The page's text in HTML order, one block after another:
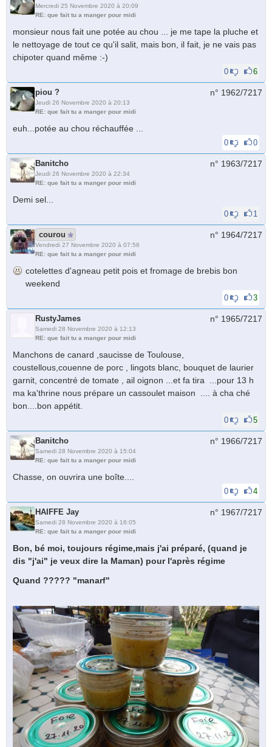
Mercredi 25 Novembre 2020 à 20:09
RE: que fait tu a manger pour midi
monsieur nous fait une potée au chou ... je me tape la pluche et
le nettoyage de tout ce qu'il salit, mais bon, il fait, je ne vais pas
chipoter quand même :-)
0 6
piou ?
Jeudi 26 Novembre 2020 à 20:13
RE: que fait tu a manger pour midi
n° 1962/7217
euh...potée au chou réchauffée ...
0 0
Banitcho
Jeudi 26 Novembre 2020 à 22:34
RE: que fait tu a manger pour midi
n° 1963/7217
Demi sel...
0 1
courou
Vendredi 27 Novembre 2020 à 07:56
RE: que fait tu a manger pour midi
n° 1964/7217
cotelettes d'agneau petit pois et fromage de brebis bon
weekend
0 3
RustyJames
Samedi 28 Novembre 2020 à 12:13
RE: que fait tu a manger pour midi
n° 1965/7217
Manchons de canard ,saucisse de Toulouse,
coustellous,couenne de porc , lingots blanc, bouquet de laurier
garnit, concentré de tomate , ail oignon ...et fa tira ...pour 13 h
ma ka'thrine nous prépare un cassoulet maison .... à cha ché
bon....bon appétit.
0 5
Banitcho
Samedi 28 Novembre 2020 à 15:04
RE: que fait tu a manger pour midi
n° 1966/7217
Chasse, on ouvrira une boîte....
0 4
HAIFFE Jay
Samedi 28 Novembre 2020 à 16:05
RE: que fait tu a manger pour midi
n° 1967/7217
Bon, bé moi, toujours régime,mais j'ai préparé, (quand je
dis "j'ai" je veux dire la Maman) pour l'après régime
Quand ????? "manarf"